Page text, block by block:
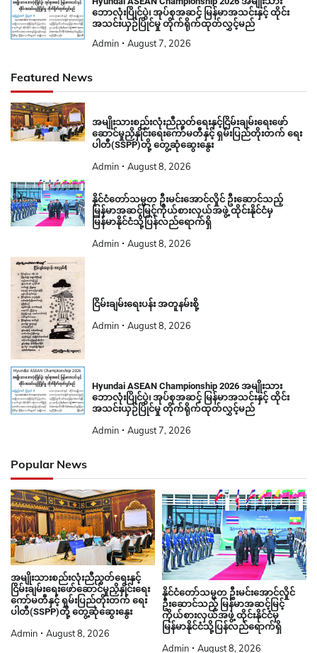
ဘောလုံးပြိုင်ပွဲ၊ အုပ်စုအဆင့် မြန်မာအသင်းနှင့် ထိုင်း
အသင်းယှဉ်ပြိုင်မှု တိုက်ရိုက်ထုတ်လွှင့်မည်
Admin August 7, 2026
Featured News
အမျိုးသားစည်းလုံးညီညွတ်ရေးနှင့်ငြိမ်းချမ်းရေးဖော်
ဆောင်မှုညှိနှိုင်းရေးကော်မတီနှင့် ရှမ်းပြည်တိုးတက် ရေး
ပါတီ(SSPP)တို့ တွေ့ဆုံဆွေးနွေး
Admin August 8, 2026
နိုင်ငံတော်သမ္မတ ဦးမင်းအောင်လှိုင် ဦးဆောင်သည့်
မြန်မာအဆင့်မြင့်ကိုယ်စားလှယ်အဖွဲ့ ထိုင်းနိုင်ငံမှ
မြန်မာနိုင်ငံသို့ပြန်လည်ရောက်ရှိ
Admin August 8, 2026
ငြိမ်းချမ်းရေးပန်း အတူနမ်းစို့
Admin August 8, 2026
Hyundai ASEAN Championship 2026 အမျိုးသား
ဘောလုံးပြိုင်ပွဲ၊ အုပ်စုအဆင့် မြန်မာအသင်းနှင့် ထိုင်း
အသင်းယှဉ်ပြိုင်မှု တိုက်ရိုက်ထုတ်လွှင့်မည်
Admin August 7, 2026
Popular News
အမျိုးသားစည်းလုံးညီညွတ်ရေးနှင့်
ငြိမ်းချမ်းရေးဖော်ဆောင်မှုညှိနှိုင်းရေး
ကော်မတီနှင့် ရှမ်းပြည်တိုးတက် ရေး
ပါတီ(SSPP)တို့ တွေ့ဆုံဆွေးနွေး
Admin August 8, 2026
နိုင်ငံတော်သမ္မတ ဦးမင်းအောင်လှိုင်
ဦးဆောင်သည့် မြန်မာအဆင့်မြင့်
ကိုယ်စားလှယ်အဖွဲ့ ထိုင်းနိုင်ငံမှ
မြန်မာနိုင်ငံသို့ပြန်လည်ရောက်ရှိ
Admin August 8, 2026